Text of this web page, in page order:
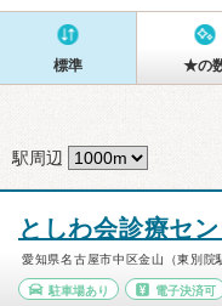
標準 ★の
駅周辺
としわ会診療セ
愛知県名古屋市中区金山（東別院
駐車場あり 電子決済可